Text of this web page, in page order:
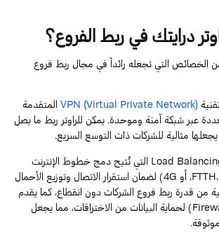
درايتك في ربط الفروع؟
الخصائص التي تجعله رائداً في مجال ربط فروع
VPN (Virtual Private Network)المتقدمة
عبر شبكة آمنة وموحدة. يمكن للراوتر ربط ما يصل
ثانيًا، يدعم الراوتر ميزة Load Balancing التي تُتيح دمج خطوط الإنترنت
المتعددة (مثل FTTH، ADSL، أو 4G) لضمان استقرار الاتصال وتوزيع الأحمال
من قدرة ربط فروع الشركات دون انقطاع، كما يقدم
جدار حماية متقدم (Firewall) لحماية البيانات من الاختراقات، مما يجعل